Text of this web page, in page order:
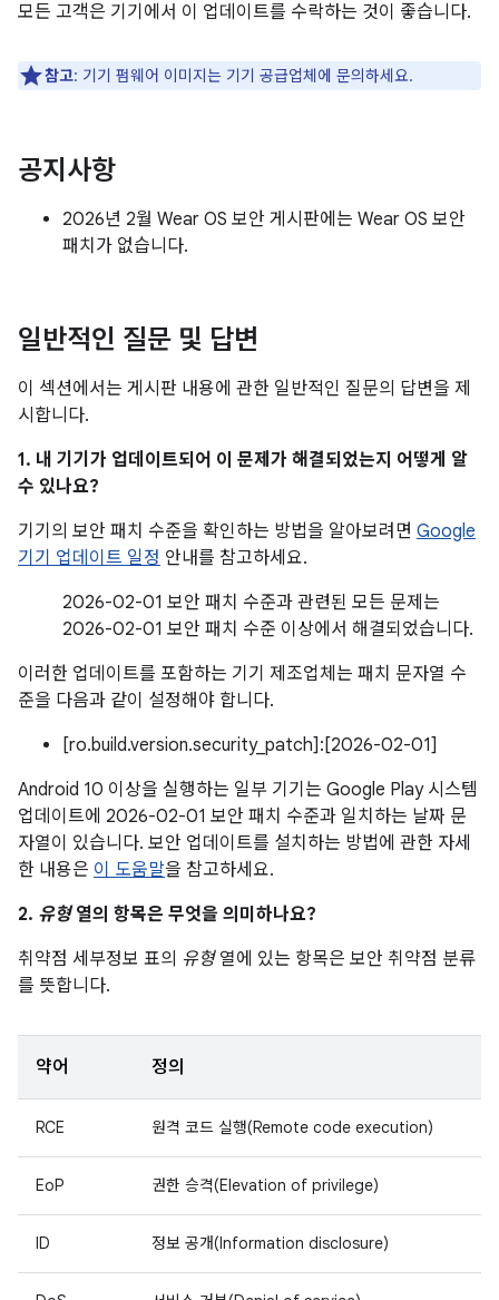
모든 고객은 기기에서 이 업데이트를 수락하는 것이 좋습니다.
참고: 기기 펌웨어 이미지는 기기 공급업체에 문의하세요.
공지사항
2026년 2월 Wear OS 보안 게시판에는 Wear OS 보안
패치가 없습니다.
일반적인 질문 및 답변
이 섹션에서는 게시판 내용에 관한 일반적인 질문의 답변을 제
시합니다.
1. 내 기기가 업데이트되어 이 문제가 해결되었는지 어떻게 알
수 있나요?
기기의 보안 패치 수준을 확인하는 방법을 알아보려면 Google
기기 업데이트 일정 안내를 참고하세요.
2026-02-01 보안 패치 수준과 관련된 모든 문제는
2026-02-01 보안 패치 수준 이상에서 해결되었습니다.
이러한 업데이트를 포함하는 기기 제조업체는 패치 문자열 수
준을 다음과 같이 설정해야 합니다.
[ro.build.version.security_patch]:[2026-02-01]
Android 10 이상을 실행하는 일부 기기는 Google Play 시스템
업데이트에 2026-02-01 보안 패치 수준과 일치하는 날짜 문
자열이 있습니다. 보안 업데이트를 설치하는 방법에 관한 자세
한 내용은 이 도움말을 참고하세요.
2. 유형열의 항목은 무엇을 의미하나요?
취약점 세부정보 표의 유형열에 있는 항목은 보안 취약점 분류
를 뜻합니다.
약어 정의
RCE 원격 코드 실행(Remote code execution)
EoP 권한 승격(Elevation of privilege)
ID 정보 공개(Information disclosure)